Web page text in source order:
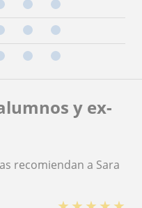
y ex-
recomiendan a Sara